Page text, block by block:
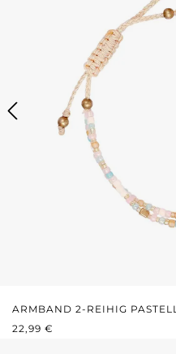
ARMBAND 2-REIHIG PASTELL
REGULÄRER PREIS:
22,99 €